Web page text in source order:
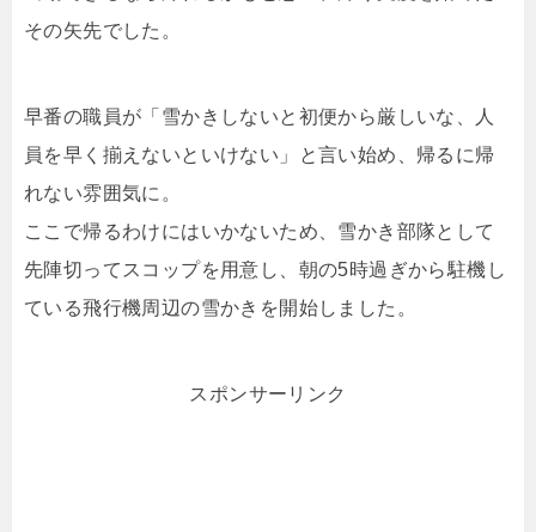
その矢先でした。
早番の職員が「雪かきしないと初便から厳しいな、人
員を早く揃えないといけない」と言い始め、帰るに帰
れない雰囲気に。
ここで帰るわけにはいかないため、雪かき部隊として
先陣切ってスコップを用意し、朝の5時過ぎから駐機し
ている飛行機周辺の雪かきを開始しました。
スポンサーリンク